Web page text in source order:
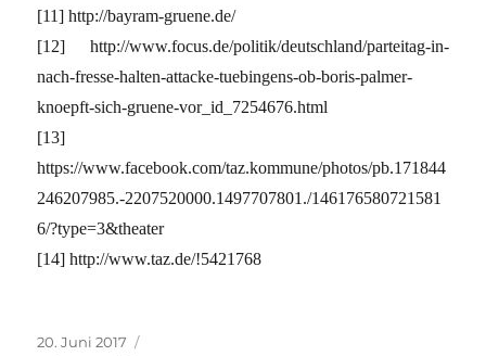
[11] http://bayram-gruene.de/
[12] http://www.focus.de/politik/deutschland/parteitag-in-
nach-fresse-halten-attacke-tuebingens-ob-boris-palmer-
knoepft-sich-gruene-vor_id_7254676.html
[13]
https://www.facebook.com/taz.kommune/photos/pb.171844
246207985.-2207520000.1497707801./146176580721581
6/?type=3&theater
[14] http://www.taz.de/!5421768
Veröffentlicht
20. Juni 2017